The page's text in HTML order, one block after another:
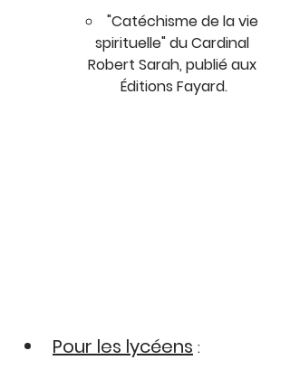
"Catéchisme de la vie
spirituelle" du Cardinal
Robert Sarah, publié aux
Éditions Fayard.
Pour les lycéens :